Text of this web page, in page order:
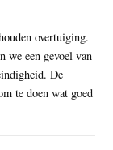
overtuiging.
we een gevoel van
De
te doen wat goed